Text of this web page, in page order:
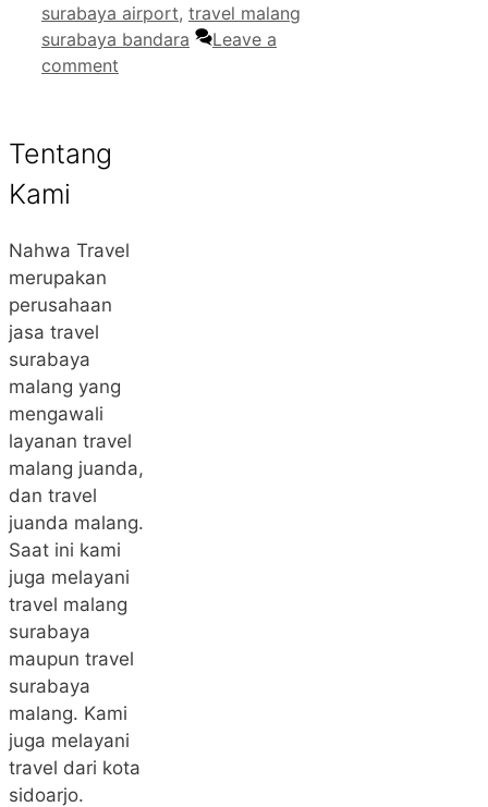
surabaya airport, travel malang
surabaya bandara
Leave a
comment
Tentang
Kami
Nahwa Travel
merupakan
perusahaan
jasa travel
surabaya
malang yang
mengawali
layanan travel
malang juanda,
dan travel
juanda malang.
Saat ini kami
juga melayani
travel malang
surabaya
maupun travel
surabaya
malang. Kami
juga melayani
travel dari kota
sidoarjo.